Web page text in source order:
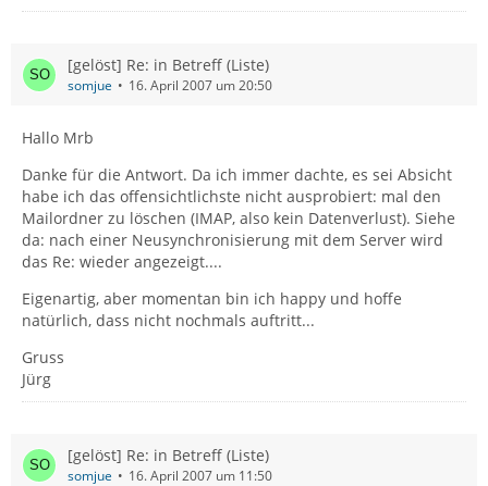
[gelöst] Re: in Betreff (Liste)
somjue 16. April 2007 um 20:50
Hallo Mrb
Danke für die Antwort. Da ich immer dachte, es sei Absicht
habe ich das offensichtlichste nicht ausprobiert: mal den
Mailordner zu löschen (IMAP, also kein Datenverlust). Siehe
da: nach einer Neusynchronisierung mit dem Server wird
das Re: wieder angezeigt....
Eigenartig, aber momentan bin ich happy und hoffe
natürlich, dass nicht nochmals auftritt...
Gruss
Jürg
[gelöst] Re: in Betreff (Liste)
somjue 16. April 2007 um 11:50